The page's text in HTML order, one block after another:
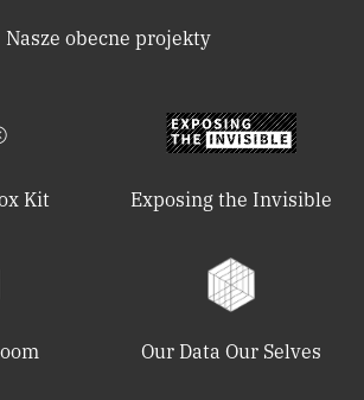
Nasze obecne projekty
Kit Exposing the Invisible
Our Data Our Selves